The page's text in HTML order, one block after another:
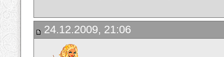
24.12.2009, 21:06